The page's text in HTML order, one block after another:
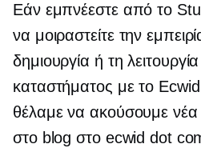
Εάν εμπνέεστε από το
να μοιραστείτε την
δημιουργία ή τη
καταστήματος με το
θέλαμε να ακούσουμε νέα
στο blog στο ecwid dot